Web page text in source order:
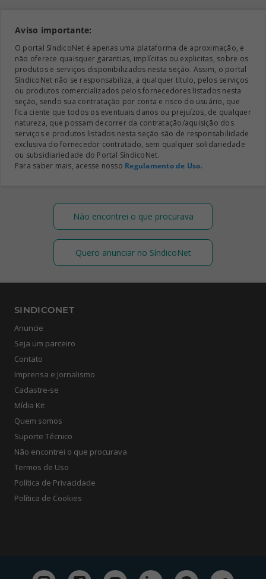
Aviso importante:
O portal SíndicoNet é apenas uma plataforma de aproximação, e
não oferece quaisquer garantias, implícitas ou explicitas, sobre os
produtos e serviços disponibilizados nesta seção. Assim, o portal
SíndicoNet não se responsabiliza, a qualquer título, pelos serviços
ou produtos comercializados pelos fornecedores listados nesta
seção, sendo sua contratação por conta e risco do usuário, que
fica ciente que todos os eventuais danos ou prejuízos, de qualquer
natureza, que possam decorrer da contratação/aquisição dos
serviços e produtos listados nesta seção são de responsabilidade
exclusiva do fornecedor contratado, sem qualquer solidariedade
ou subsidiariedade do Portal SíndicoNet.
Para saber mais, acesse nosso Regulamento de Uso.
Não encontrei o que procurava
Quero anunciar no SíndicoNet
SINDICONET
Anuncie
Seja um parceiro
Contato
Imprensa e Jornalismo
Cadastre-se
Mídia Kit
Quem somos
Suporte Técnico
Não encontrei o que procurava
Termos de Uso
Política de Privacidade
Política de Cookies